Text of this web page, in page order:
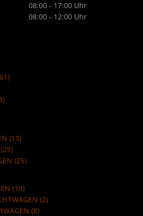
08:00 - 17:00 Uhr
08:00 - 12:00 Uhr
(13)
(25)
(10)
(2)
(8)